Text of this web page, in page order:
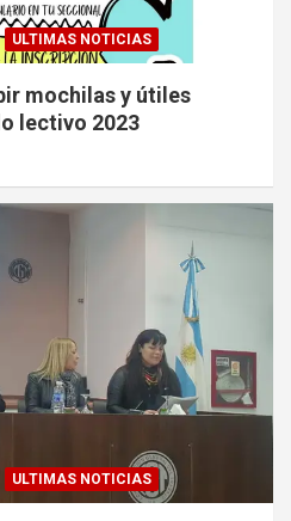
ULTIMAS NOTICIAS
mochilas y útiles
lectivo 2023
ULTIMAS NOTICIAS